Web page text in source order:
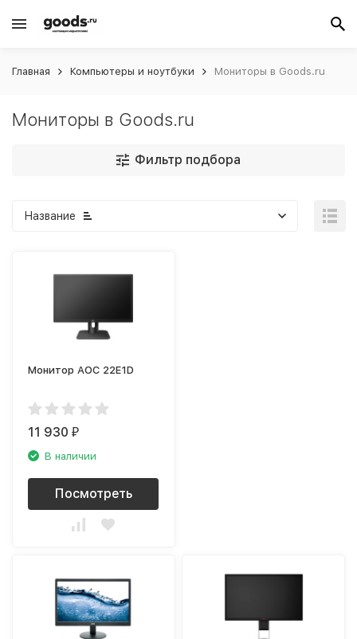
Главная Компьютеры и ноутбуки Мониторы в Goods.ru
Мониторы в Goods.ru
Фильтр подбора
Название
Монитор AOC 22E1D
11 930₽
В наличии
Посмотреть